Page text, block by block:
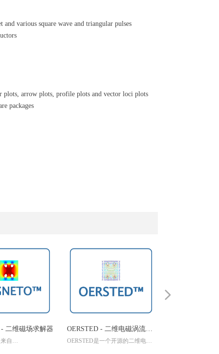
various square wave and triangular pulses
plots, arrow plots, profile plots and vector loci plots
packages
二维磁场求解器
自
OERSTED - 二维电磁涡流求
解器
OERSTED是一个开源的二维电磁
넲